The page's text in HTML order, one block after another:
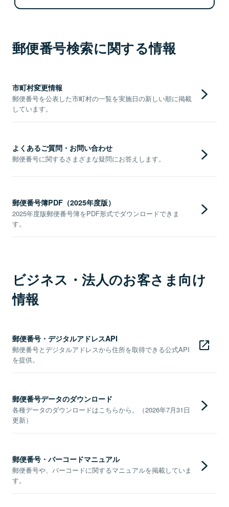
郵便番号検索に関する情報
市町村変更情報
郵便番号を公表した市町村の一覧を実施日の新しい順に掲載
しています。
よくあるご質問・お問い合わせ
郵便番号に関するさまざまな疑問にお答えします。
郵便番号簿PDF（2025年度版）
2025年度版郵便番号簿をPDF形式でダウンロードできま
す。
ビジネス・法人のお客さま向け
情報
郵便番号・デジタルアドレスAPI
郵便番号とデジタルアドレスから住所を取得できる公式API
を提供。
郵便番号データのダウンロード
各種データのダウンロードはこちらから。（2026年7月31日
更新）
郵便番号・バーコードマニュアル
郵便番号や、バーコードに関するマニュアルを掲載していま
す。